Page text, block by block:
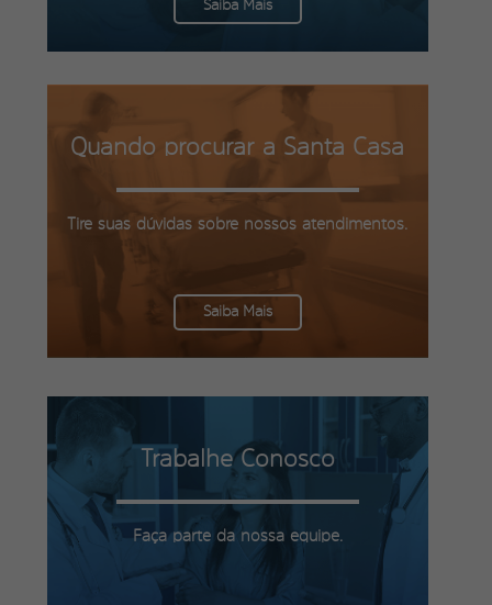
Saiba Mais
Quando procurar a Santa Casa
Tire suas dúvidas sobre nossos atendimentos.
Saiba Mais
Trabalhe Conosco
Faça parte da nossa equipe.